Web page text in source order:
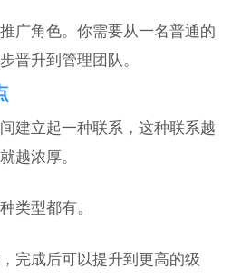
广角色。你需要从一名普通的
晋升到管理团队。
建立起一种联系，这种联系越
越浓厚。
类型都有。
完成后可以提升到更高的级